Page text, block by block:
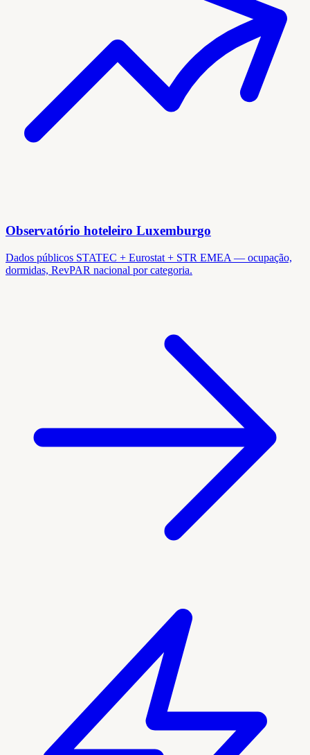
Observatório hoteleiro Luxemburgo
Dados públicos STATEC + Eurostat + STR EMEA — ocupação,
dormidas, RevPAR nacional por categoria.